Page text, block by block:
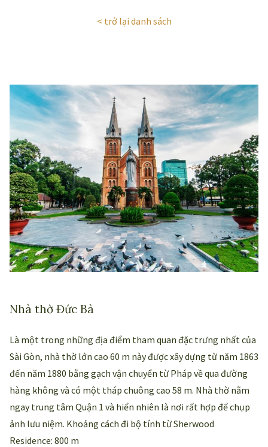
< trở lại danh sách
Nhà thờ Đức Bà
Là một trong những địa điểm tham quan đặc trưng nhất của
Sài Gòn, nhà thờ lớn cao 60 m này được xây dựng từ năm 1863
đến năm 1880 bằng gạch vận chuyển từ Pháp về qua đường
hàng không và có một tháp chuông cao 58 m. Nhà thờ nằm
ngay trung tâm Quận 1 và hiển nhiên là nơi rất hợp để chụp
ảnh lưu niệm. Khoảng cách đi bộ tính từ Sherwood
Residence: 800 m